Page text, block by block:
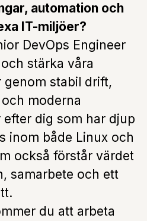
automation och
IT-miljöer?
DevOps Engineer
stärka våra
genom stabil drift,
moderna
efter dig som har djup
inom både Linux och
också förstår värdet
samarbete och ett
du att arbeta